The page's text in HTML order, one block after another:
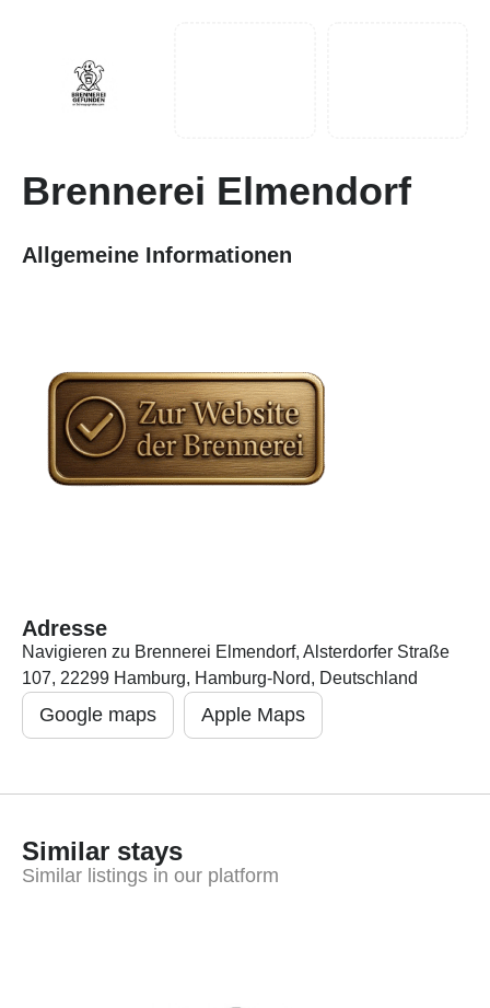
Brennerei Elmendorf
Allgemeine Informationen
Adresse
Navigieren zu Brennerei Elmendorf, Alsterdorfer Straße
107, 22299 Hamburg, Hamburg-Nord, Deutschland
Google maps Apple Maps
Similar stays
Similar listings in our platform